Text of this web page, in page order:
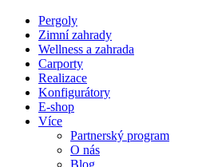
Pergoly
Zimní zahrady
Wellness a zahrada
Carporty
Realizace
Konfigurátory
E-shop
Více
Partnerský program
O nás